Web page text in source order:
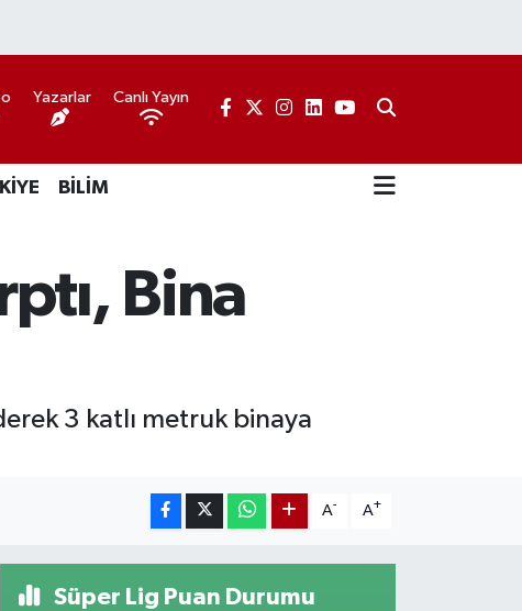
Yazarlar Canlı Yayın
BİLİM
Bina
3 katlı metruk binaya
A- A+
Süper Lig Puan Durumu